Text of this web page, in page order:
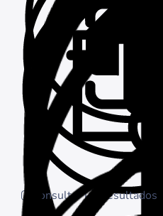
Consultar los resultados